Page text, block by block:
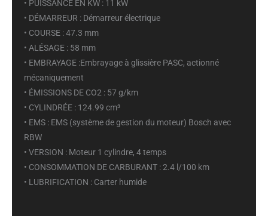
• PUISSANCE EN KW : 11 kW
• DÉMARREUR : Démarreur électrique
• COURSE : 47.3 mm
• ALÉSAGE : 58 mm
• EMBRAYAGE :Embrayage à glissière PASC, actionné
mécaniquement
• ÉMISSIONS DE CO2 : 57 g/km
• CYLINDRÉE : 124.99 cm³
• EMS : EMS (système de gestion du moteur) Bosch avec
RBW
• VERSION : Moteur 1 cylindre, 4 temps
• CONSOMMATION DE CARBURANT : 2.4 l/100 km
• LUBRIFICATION : Carter humide